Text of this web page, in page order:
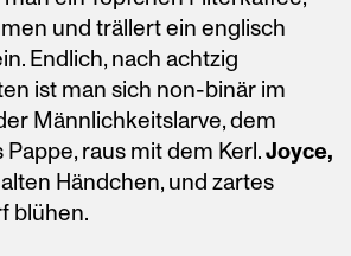
und trällert ein englisch
Endlich, nach achtzig
ist man sich non-binär im
Männlichkeitslarve, dem
raus mit dem Kerl.Joyce,
Händchen, und zartes
blühen.